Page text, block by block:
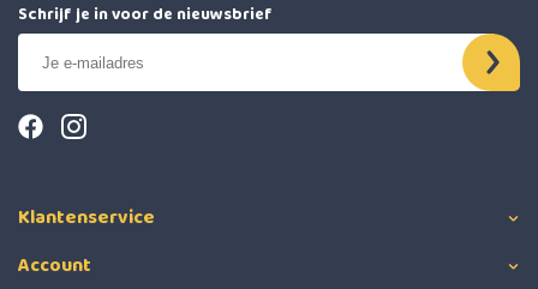
Schrijf je in voor de nieuwsbrief
Klantenservice
Account